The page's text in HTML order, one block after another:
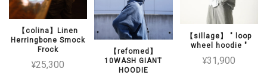
【colina】Linen
Herringbone Smock
Frock
¥25,300
【refomed】
10WASH GIANT
HOODIE
【sillage】 " loop
wheel hoodie "
¥31,900